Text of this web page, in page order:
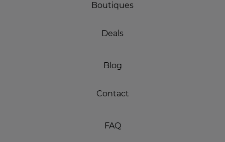
Boutiques
Deals
Blog
Contact
FAQ